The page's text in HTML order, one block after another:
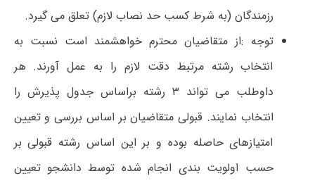
رزمندگان (به شرط کسب حد نصاب لازم) تعلق می گیرد.
توجه :از متقاضیان محترم خواهشمند است نسبت به
انتخاب رشته مرتبط دقت لازم را به عمل آورند. هر
داوطلب می تواند ۳ رشته براساس جدول پذیرش را
انتخاب نمایند. قبولی متقاضیان بر اساس بررسی و تعیین
امتیازهای حاصله بوده و بر این اساس رشته قبولی بر
حسب اولویت بندی انجام شده توسط دانشجو تعیین